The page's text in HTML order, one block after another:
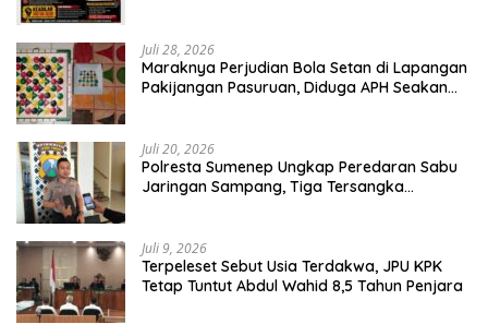
Juli 28, 2026
Maraknya Perjudian Bola Setan di Lapangan
Pakijangan Pasuruan, Diduga APH Seakan
Juli 20, 2026
Polresta Sumenep Ungkap Peredaran Sabu
Jaringan Sampang, Tiga Tersangka
Juli 9, 2026
Terpeleset Sebut Usia Terdakwa, JPU KPK
Tetap Tuntut Abdul Wahid 8,5 Tahun Penjara